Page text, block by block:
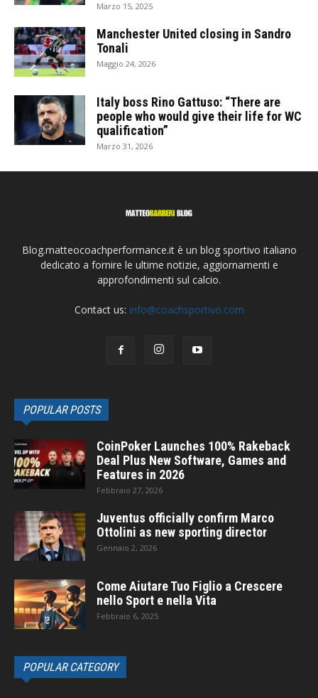
Marzo 15, 2025
Manchester United closing in Sandro
Tonali
Maggio 24, 2026
Italy boss Rino Gattuso: “There are
people who would give their life for WC
qualification”
Marzo 31, 2026
Blog.matteocoachperformance.it è un blog sportivo italiano
dedicato a fornire le ultime notizie, aggiornamenti e
approfondimenti sul calcio.
Contact us: info@coachsportivo.com
POPULAR POSTS
CoinPoker Launches 100% Rakeback
Deal Plus New Software, Games and
Features in 2026
Febbraio 27, 2026
Juventus officially confirm Marco
Ottolini as new sporting director
Gennaio 2, 2026
Come Aiutare Tuo Figlio a Crescere
nello Sport e nella Vita
Febbraio 6, 2025
POPULAR CATEGORY